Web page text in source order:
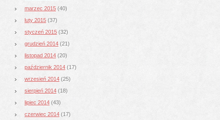
marzec 2015 (40)
luty 2015 (37)
styczeń 2015 (32)
grudzień 2014 (21)
listopad 2014 (20)
październik 2014 (17)
wrzesień 2014 (25)
sierpień 2014 (18)
lipiec 2014 (43)
czerwiec 2014 (17)